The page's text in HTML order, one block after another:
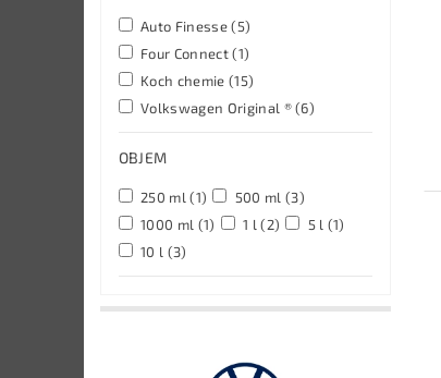
Auto Finesse(5)
Four Connect(1)
Koch chemie (15)
Volkswagen Original ®(6)
OBJEM
250 ml(1) 500 ml (3)
1000 ml (1) 1 l(2) 5 l (1)
10 l (3)